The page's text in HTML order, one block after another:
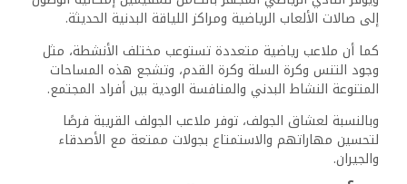
وتوفر مرافق الجاكوزي والساونا في المجمع خيارات إضافية
لتخفيف التوتر والاسترخاء، كما توفر هذه المرافق ملاذًا مثاليًا
بعد يوم طويل أو خلال عطلات نهاية الأسبوع.
وتخلق الحدائق الهادئة والمناظر الطبيعية في جميع أنحاء
الطبيعة في أجواء هادئة.
الموقع وسهولة الوصول